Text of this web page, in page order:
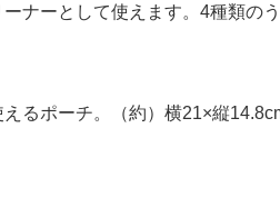
ナーとして使えます。4種類の
るポーチ。（約）横21×縦